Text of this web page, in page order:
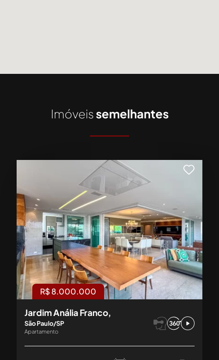
Imóveissemelhantes
R$ 8.000.000
Jardim Anália Franco,
São Paulo/SP
Apartamento